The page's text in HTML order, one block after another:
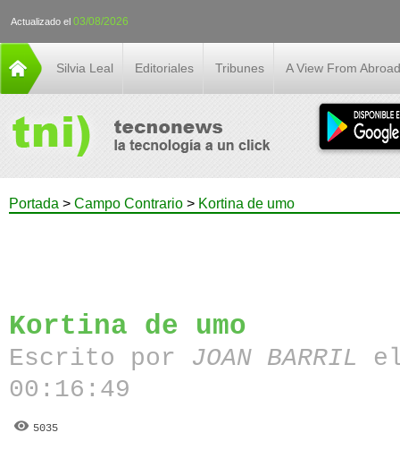
Actualizado el 03/08/2026
Silvia Leal Editoriales Tribunes A View From Abroad
Portada > Campo Contrario > Kortina de umo
Kortina de umo
Escrito por JOAN BARRIL
00:16:49
5035